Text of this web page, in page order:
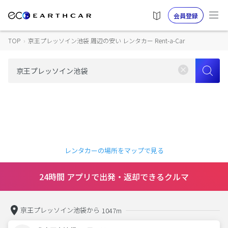
会員登録
TOP › 京王プレッソイン池袋 周辺の安い レンタカー Rent-a-Car
レンタカーの場所をマップで見る
24時間 アプリで出発・返却できるクルマ
京王プレッソイン池袋から 1047m